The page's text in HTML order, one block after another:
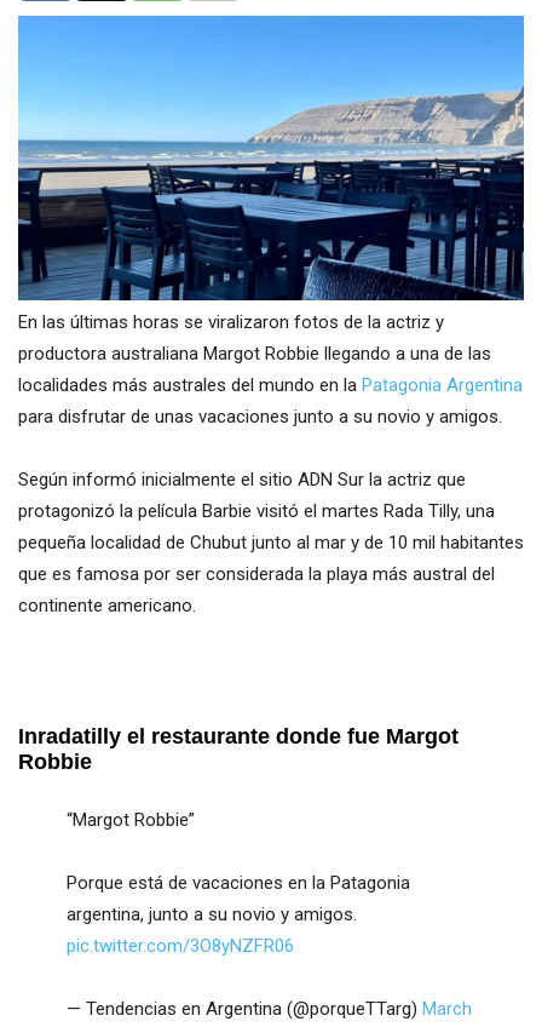
En las últimas horas se viralizaron fotos de la actriz y
productora australiana Margot Robbie llegando a una de las
localidades más australes del mundo en la Patagonia Argentina
para disfrutar de unas vacaciones junto a su novio y amigos.
Según informó inicialmente el sitio ADN Sur la actriz que
protagonizó la película Barbie visitó el martes Rada Tilly, una
pequeña localidad de Chubut junto al mar y de 10 mil habitantes
que es famosa por ser considerada la playa más austral del
continente americano.
Inradatilly el restaurante donde fue Margot
Robbie
“Margot Robbie”
Porque está de vacaciones en la Patagonia
argentina, junto a su novio y amigos.
pic.twitter.com/3O8yNZFR06
— Tendencias en Argentina (@porqueTTarg) March